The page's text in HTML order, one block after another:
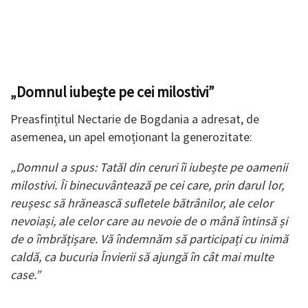
„Domnul iubește pe cei milostivi”
Preasfințitul Nectarie de Bogdania a adresat, de
asemenea, un apel emoționant la generozitate:
„Domnul a spus: Tatăl din ceruri îi iubește pe oamenii
milostivi. Îi binecuvântează pe cei care, prin darul lor,
reușesc să hrănească sufletele bătrânilor, ale celor
nevoiași, ale celor care au nevoie de o mână întinsă și
de o îmbrățișare. Vă îndemnăm să participați cu inimă
caldă, ca bucuria Învierii să ajungă în cât mai multe
case.”